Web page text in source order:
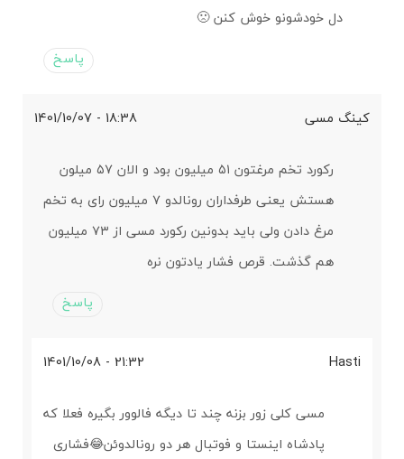
دل خودشونو خوش کنن 🙁
پاسخ
کینگ مسی 18:38 - 1401/10/07
رکورد تخم مرغتون ۵۱ میلیون بود و الان ۵۷ میلون
هستش یعنی طرفداران رونالدو ۷ میلیون رای به تخم
مرغ دادن ولی باید بدونین رکورد مسی از ۷۳ میلیون
هم گذشت. قرص فشار یادتون نره
پاسخ
Hasti
21:32 - 1401/10/08
مسی کلی زور بزنه چند تا دیگه فالوور بگیره فعلا که
پادشاه اینستا و فوتبال هر دو رونالدوئن😂فشاری